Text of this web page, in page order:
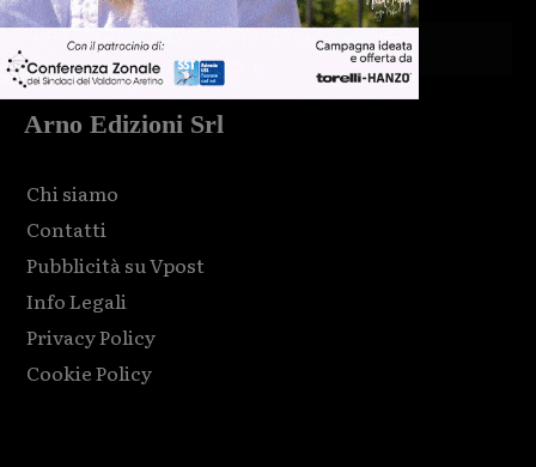
Arno Edizioni Srl
Chi siamo
Contatti
Pubblicità su Vpost
Info Legali
Privacy Policy
Cookie Policy